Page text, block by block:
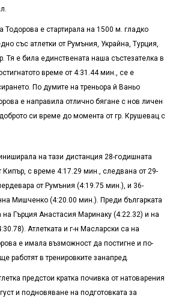
Тодорова е стартирала на 1500 м. гладко
със атлетки от Румъния, Украйна, Турция,
Тя е била единствената наша състезателка в
време от 4:31.44 мин., се е
По думите на треньора й Ваньо
е направила отлично бягане с нов личен
си време до момента от гр. Крушевац с
на тази дистанция 28-годишната
Кипър, с време 4:17.29 мин., следвана от 29-
от Румъния (4:19.75 мин.), и 36-
Мишченко (4:20.00 мин.). Преди българката
на Гърция Анастасия Маринаку (4:22.32) и на
Атлетката и г-н Масларски са на
е имала възможност да постигне и по-
работят в тренировките занапред.
предстои кратка почивка от натоварения
и подновяване на подготовката за